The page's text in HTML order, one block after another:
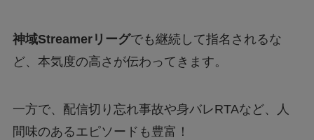
神域Streamerリーグでも継続して指名されるな
ど、本気度の高さが伝わってきます。
一方で、配信切り忘れ事故や身バレRTAなど、人
間味のあるエピソードも豊富！